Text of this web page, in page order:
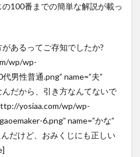
100番までの簡単な解説が載っ
あるってご存知でしたか?
wp/wp-
男性普通.png” name=”夫”
だから、引き方なんてないで
yosiaa.com/wp/wp-
6.png” name=”かな”
だけど、おみくじにも正しい